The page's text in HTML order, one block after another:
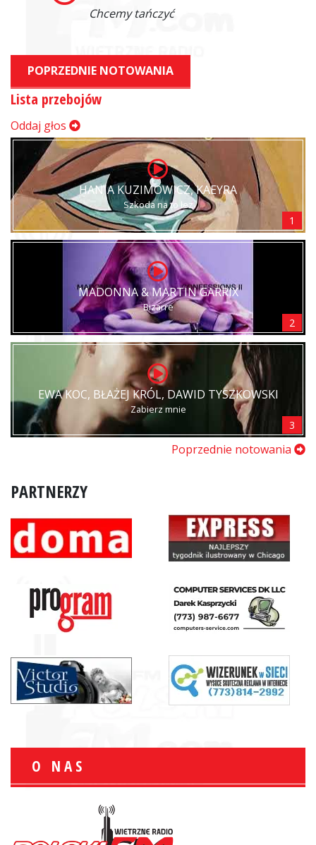
Chcemy tańczyć
POPRZEDNIE NOTOWANIA
Lista przebojów
Oddaj głos
HANIA KUZIMOWICZ, KAEYRA
Szkoda na to łez
1
MADONNA & MARTIN GARRIX
Bizarre
2
EWA KOC, BŁAŻEJ KRÓL, DAWID TYSZKOWSKI
Zabierz mnie
3
Poprzednie notowania
PARTNERZY
O NAS